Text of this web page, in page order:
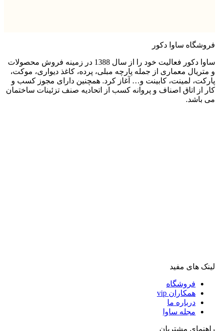
فروشگاه ساوا دکور
ساوا دکور فعالیت خود را از سال 1388 در زمینه فروش محصولات
و متریال معماری از جمله پارچه مبلی، پرده، کاغذ دیواری، موکت،
پارکت، لمینت، کابینت و… آغاز کرد. همچنین دارای مجوز کسب و
کار از اتاق اصناف و پروانه کسب از اتحادیه صنف تزئینات ساختمان
می باشد.
لینک های مفید
فروشگاه
همکاران vip
درباره ما
مجله ساوا
راهنمای مشتریان